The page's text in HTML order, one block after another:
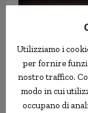
Utilizziamo i
per fornire
nostro traffico.
modo in cui
occupano di